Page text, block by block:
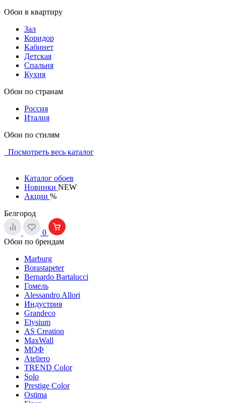
Обои в квартиру
Зал
Коридор
Кабинет
Детская
Спальня
Кухня
Обои по странам
Россия
Италия
Обои по стилям
Посмотреть весь каталог
Каталог обоев
Новинки NEW
Акции %
Белгород
0
Обои по брендам
Marburg
Borastapeter
Bernardo Bartalucci
Гомель
Alessandro Allori
Индустрия
Grandeco
Elysium
AS Creation
MaxWall
МОФ
Ateliero
TREND Color
Solo
Prestige Color
Ostima